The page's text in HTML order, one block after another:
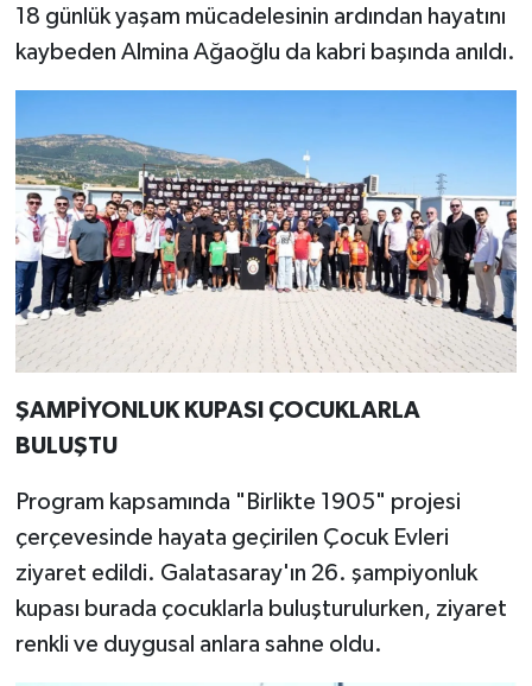
18 günlük yaşam mücadelesinin ardından hayatını
kaybeden Almina Ağaoğlu da kabri başında anıldı.
ŞAMPİYONLUK KUPASI ÇOCUKLARLA
BULUŞTU
Program kapsamında "Birlikte 1905" projesi
çerçevesinde hayata geçirilen Çocuk Evleri
ziyaret edildi. Galatasaray'ın 26. şampiyonluk
kupası burada çocuklarla buluşturulurken, ziyaret
renkli ve duygusal anlara sahne oldu.